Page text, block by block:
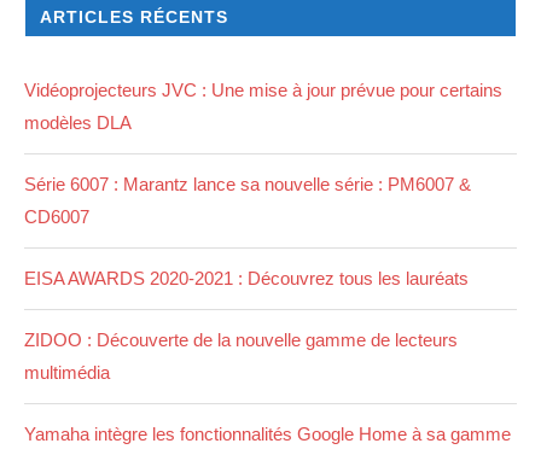
ARTICLES RÉCENTS
Vidéoprojecteurs JVC : Une mise à jour prévue pour certains
modèles DLA
Série 6007 : Marantz lance sa nouvelle série : PM6007 &
CD6007
EISA AWARDS 2020-2021 : Découvrez tous les lauréats
ZIDOO : Découverte de la nouvelle gamme de lecteurs
multimédia
Yamaha intègre les fonctionnalités Google Home à sa gamme